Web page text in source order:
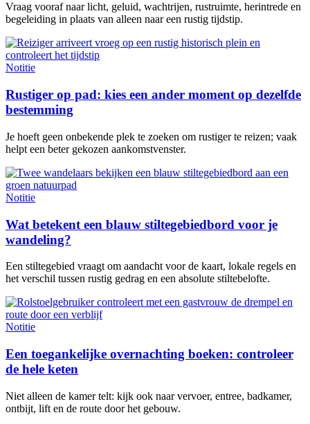
Vraag vooraf naar licht, geluid, wachtrijen, rustruimte, herintrede en
begeleiding in plaats van alleen naar een rustig tijdstip.
Notitie
Rustiger op pad: kies een ander moment op dezelfde
bestemming
Je hoeft geen onbekende plek te zoeken om rustiger te reizen; vaak
helpt een beter gekozen aankomstvenster.
Notitie
Wat betekent een blauw stiltegebiedbord voor je
wandeling?
Een stiltegebied vraagt om aandacht voor de kaart, lokale regels en
het verschil tussen rustig gedrag en een absolute stiltebelofte.
Notitie
Een toegankelijke overnachting boeken: controleer
de hele keten
Niet alleen de kamer telt: kijk ook naar vervoer, entree, badkamer,
ontbijt, lift en de route door het gebouw.